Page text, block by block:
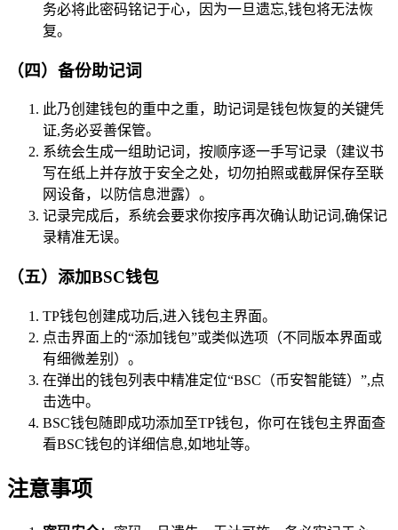
务必将此密码铭记于心，因为一旦遗忘,钱包将无法恢
复。
（四）备份助记词
此乃创建钱包的重中之重，助记词是钱包恢复的关键凭
证,务必妥善保管。
系统会生成一组助记词，按顺序逐一手写记录（建议书
写在纸上并存放于安全之处，切勿拍照或截屏保存至联
网设备，以防信息泄露）。
记录完成后，系统会要求你按序再次确认助记词,确保记
录精准无误。
（五）添加BSC钱包
TP钱包创建成功后,进入钱包主界面。
点击界面上的“添加钱包”或类似选项（不同版本界面或
有细微差别）。
在弹出的钱包列表中精准定位“BSC（币安智能链）”,点
击选中。
BSC钱包随即成功添加至TP钱包，你可在钱包主界面查
看BSC钱包的详细信息,如地址等。
注意事项